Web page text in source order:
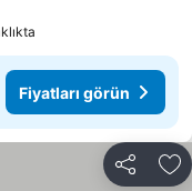
Fiyatları görün
Paylaş